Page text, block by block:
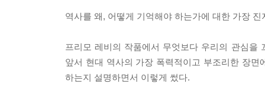
역사를 왜, 어떻게 기억해야 하는가에 대한 가장 진
프리모 레비의 작품에서 무엇보다 우리의 관심
앞서 현대 역사의 가장 폭력적이고 부조리한 장
하는지 설명하면서 이렇게 썼다.